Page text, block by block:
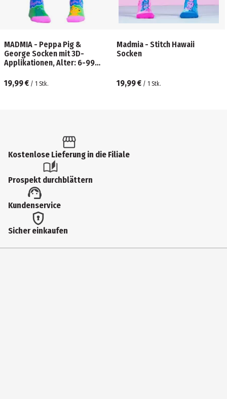
MADMIA - Peppa Pig &
George Socken mit 3D-
Applikationen, Alter: 6-99
19,99 € / 1 Stk.
Madmia - Stitch Hawaii
Socken
19,99 € / 1 Stk.
Kostenlose Lieferung in die Filiale
Prospekt durchblättern
Kundenservice
Sicher einkaufen